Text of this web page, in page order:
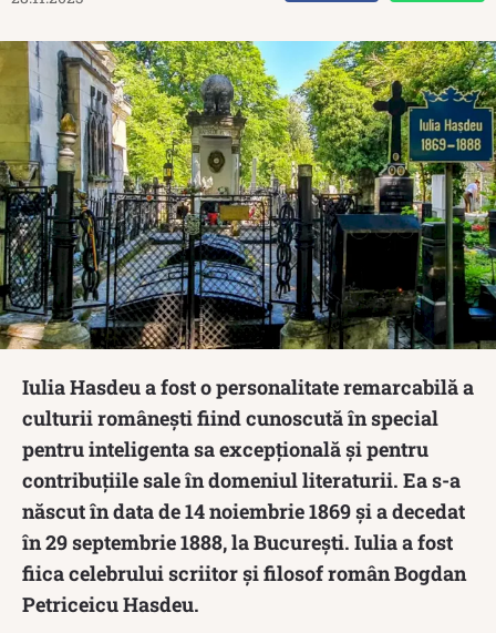
Iulia Hasdeu a fost o personalitate remarcabilă a
culturii românești fiind cunoscută în special
pentru inteligenta sa excepțională și pentru
contribuțiile sale în domeniul literaturii. Ea s-a
născut în data de 14 noiembrie 1869 și a decedat
în 29 septembrie 1888, la București. Iulia a fost
fiica celebrului scriitor și filosof român Bogdan
Petriceicu Hasdeu.